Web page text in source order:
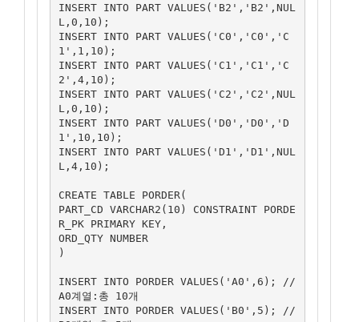
INSERT INTO PART VALUES('B2','B2',NUL
L,0,10);
INSERT INTO PART VALUES('C0','C0','C
1',1,10);
INSERT INTO PART VALUES('C1','C1','C
2',4,10);
INSERT INTO PART VALUES('C2','C2',NUL
L,0,10);
INSERT INTO PART VALUES('D0','D0','D
1',10,10);
INSERT INTO PART VALUES('D1','D1',NUL
L,4,10);
CREATE TABLE PORDER(
PART_CD VARCHAR2(10) CONSTRAINT PORDE
R_PK PRIMARY KEY,
ORD_QTY NUMBER
)
INSERT INTO PORDER VALUES('A0',6); //
A0계열:총 10개
INSERT INTO PORDER VALUES('B0',5); //